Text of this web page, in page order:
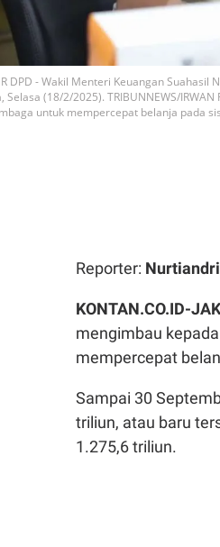
DPD - Wakil Menteri Keuangan
Selasa (18/2/2025). TRIBUNNEWS/
untuk mempercepat belanja pada
Reporter:
KONTAN.CO.ID-
mengimbau kepada
mempercepat
Sampai 30
triliun, atau baru
1.275,6triliun.